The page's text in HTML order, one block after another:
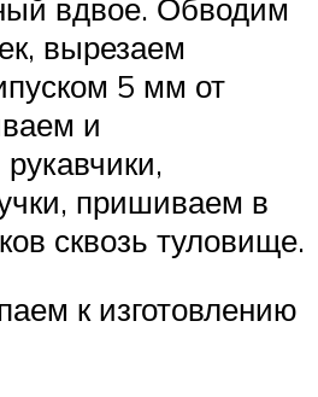
вдвое. Обводим
вырезаем
5 мм от
и
пришиваем в
сквозь туловище.
к изготовлению